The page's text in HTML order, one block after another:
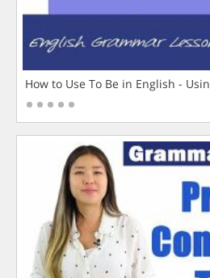
How to Use To Be in English -